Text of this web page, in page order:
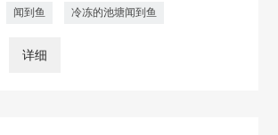
闻到鱼 冷冻的池塘闻到鱼
详细